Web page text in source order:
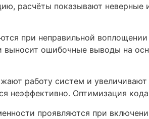
расчёты показывают неверные
при неправильной
выносит ошибочные выводы на
работу систем и
неэффективно. Оптимизация
проявляются при